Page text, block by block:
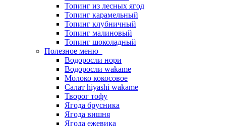
Топинг из лесных ягод
Топинг карамельный
Топинг клубничный
Топинг малиновый
Топинг шоколадный
Полезное меню
Водоросли нори
Водоросли wakame
Молоко кокосовое
Салат hiyashi wakame
Творог тофу
Ягода брусника
Ягода вишня
Ягода ежевика